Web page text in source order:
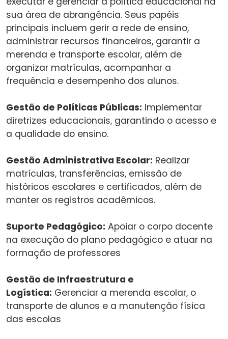
sua área de abrangência. Seus papéis
principais incluem gerir a rede de ensino,
administrar recursos financeiros, garantir a
merenda e transporte escolar, além de
organizar matrículas, acompanhar a
frequência e desempenho dos alunos.
Gestão de Políticas Públicas: Implementar
diretrizes educacionais, garantindo o acesso e
a qualidade do ensino.
Gestão Administrativa Escolar: Realizar
matrículas, transferências, emissão de
históricos escolares e certificados, além de
manter os registros acadêmicos.
Suporte Pedagógico: Apoiar o corpo docente
na execução do plano pedagógico e atuar na
formação de professores
Gestão de Infraestrutura e
Logística: Gerenciar a merenda escolar, o
transporte de alunos e a manutenção física
das escolas